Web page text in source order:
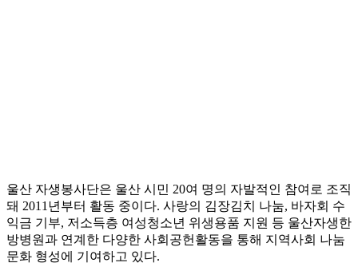
울산 자생봉사단은 울산 시민 20여 명의 자발적인 참여로 조직
돼 2011년부터 활동 중이다. 사랑의 김장김치 나눔, 바자회 수
익금 기부, 저소득층 여성청소년 위생용품 지원 등 울산자생한
방병원과 연계한 다양한 사회공헌활동을 통해 지역사회 나눔
문화 형성에 기여하고 있다.